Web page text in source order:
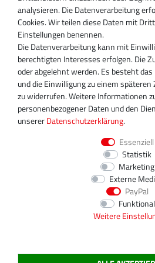
D-13509 Berlin
+49 30 340 606 740
+49 30 340 606 740
+49 30 340 606 745
info@turboservice24.de
Aktuelle Öffnungszeiten
Mo-Fr: 08:00 Uhr - 18:00 Uhr
Sa: geschlossen
analysieren. Die Datenverarbeitung
Cookies. Wir teilen diese Daten mit
Einstellungen benennen.
Die Datenverarbeitung kann mit
berechtigten Interesses erfolgen. Die
oder abgelehnt werden. Es besteht
und die Einwilligung zu einem
zu widerrufen. Weitere Informationen
personenbezogener Daten und den
unsererDaten­schutz­erklärung.
Essenziell
Statistik
Marketing
Externe
PayPal
Funktional
Weitere